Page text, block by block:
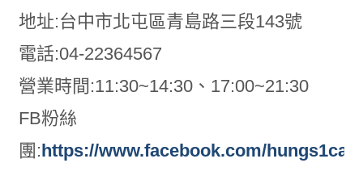
地址:台中市北屯區青島路三段143號
電話:04-22364567
營業時間:11:30~14:30、17:00~21:30
FB粉絲
團:https://www.facebook.com/